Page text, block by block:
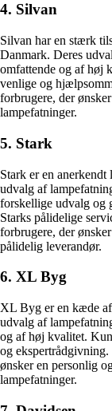
4. Silvan
Silvan har en stærk
Danmark. Deres
omfattende og af høj
venlige og
forbrugere, der
lampefatninger.
5. Stark
Stark er en
udvalg af
forskellige udvalg og
Starks pålidelige
forbrugere, der
pålidelig leverandør.
6. XL Byg
XL Byg er en kæde
udvalg af
og af høj kvalitet.
og
ønsker en personlig
lampefatninger.